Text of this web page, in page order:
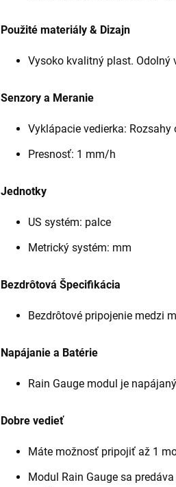
Použité materiály & Dizajn
Vysoko kvalitný plast. Odolný
Senzory a Meranie
Vyklápacie vedierka: Rozsahy
Presnosť: 1 mm/h
Jednotky
US systém: palce
Metrický systém: mm
Bezdrôtová Špecifikácia
Bezdrôtové pripojenie medzi
Napájanie a Batérie
Rain Gauge modul je
Dobre vedieť
Máte možnosť pripojiť až 1
Modul Rain Gauge sa